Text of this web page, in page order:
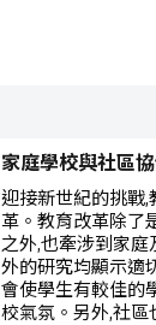
家庭學校與社區
迎接新世紀的挑戰
革。教育改革除了
之外,也牽涉到家
外的研究均顯示適
會使學生有較佳的
校氣氛。另外,社區